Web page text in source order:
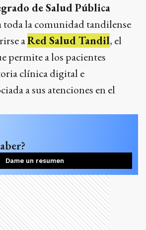
de Salud Pública
toda la comunidad tandilense
aRed Salud Tandil, el
permite a los pacientes
clínica digital e
a sus atenciones en el
Dame un resumen